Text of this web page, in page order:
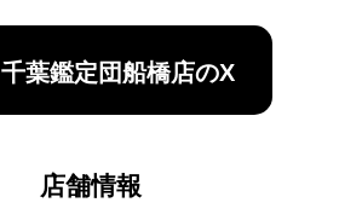
千葉鑑定団船橋店のX
店舗情報